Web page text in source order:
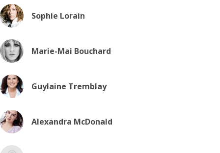
Sophie Lorain
Marie-Mai Bouchard
Guylaine Tremblay
Alexandra McDonald